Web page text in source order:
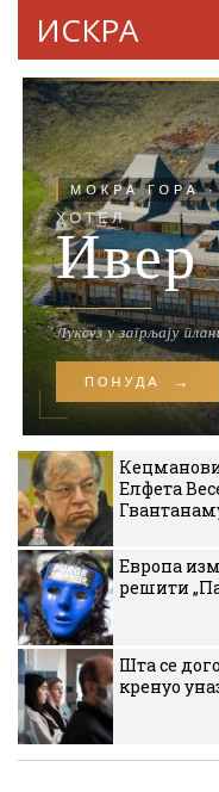
ИСКРА
Елфета
Европа
решити
Шта се
кренуо